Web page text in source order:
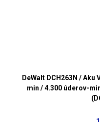
DeWalt DCH263N /
min / 4.300 úderov-